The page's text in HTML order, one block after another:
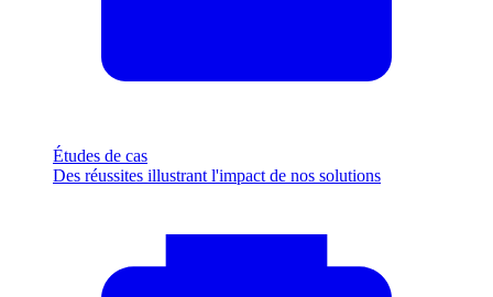
Études de cas
Des réussites illustrant l'impact de nos solutions